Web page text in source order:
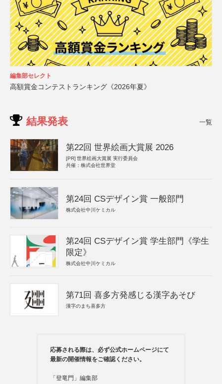
編集部セレクト
高額賞金コンテストランキング《2026年夏》
結果発表 一覧
第22回 世界絵画大賞展 2026
[PR] 世界絵画大賞展 実行委員会
共催：株式会社世界堂
第24回 CSデザイン賞 一般部門
株式会社中川ケミカル
第24回 CSデザイン賞 学生部門《学生
限定》
株式会社中川ケミカル
第71回 喜多方発感じる漢字あそび
漢字のまち喜多方
応募される際は、必ず公式ホームページにて
最新の開催情報をご確認ください。
「登竜門」編集部